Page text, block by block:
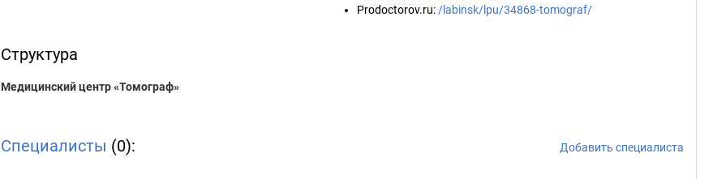
Prodoctorov.ru: /labinsk/lpu/34868-tomograf/
Структура
Медицинский центр «Томограф»
Специалисты (0): Добавить специалиста